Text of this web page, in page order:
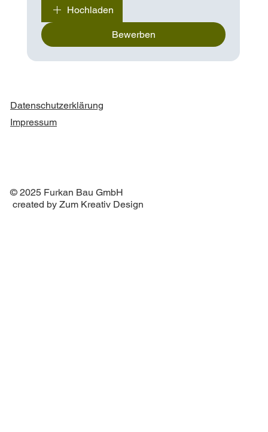
Hochladen
Bewerben
Datenschutzerklärung
Impressum
© 2025 Furkan Bau GmbH
created by Zum Kreativ Design